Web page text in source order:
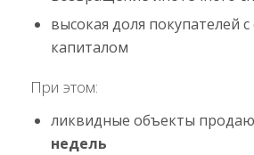
высокая доля покупателей
капиталом
При этом:
ликвидные объекты
недель